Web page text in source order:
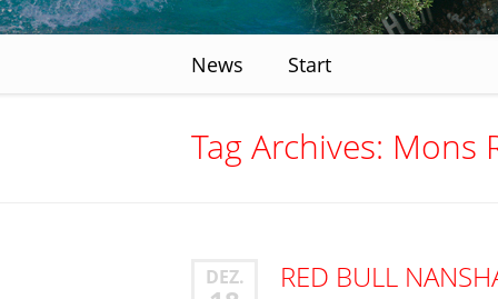
News Start
Tag Archives: Mons
DEZ. RED BULL